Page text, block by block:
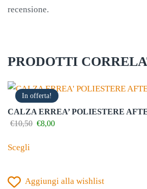
recensione.
PRODOTTI
In offerta!
CALZA ERREA’ POLIESTERE
€10,50 Il€8,00Il
Scegliprodotto
più
Aggiungi alla wishlist